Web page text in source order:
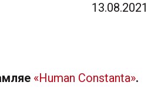
13.08.2021
«Human Constanta».